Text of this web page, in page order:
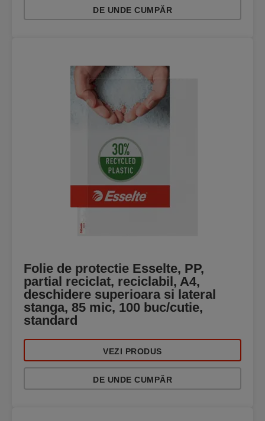
DE UNDE CUMPĂR
Folie de protectie Esselte, PP,
partial reciclat, reciclabil, A4,
deschidere superioara si lateral
stanga, 85 mic, 100 buc/cutie,
standard
VEZI PRODUS
DE UNDE CUMPĂR